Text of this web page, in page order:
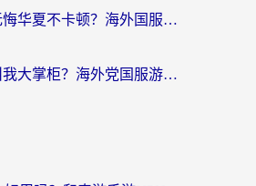
波兰怎么玩无悔华夏不卡顿？海外国服游戏加速器终极指南（附征途2萤火突击解决方案）
英国怎么玩叫我大掌柜？海外党国服游戏加速避坑指南（附实测推荐）